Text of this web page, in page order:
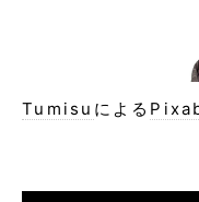
Tumisu による